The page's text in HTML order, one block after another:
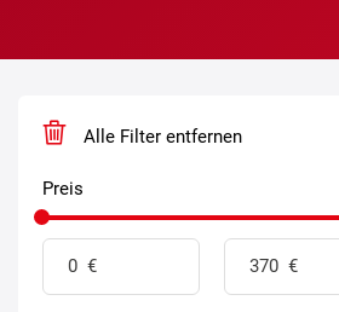
Alle Filter entfernen
Preis